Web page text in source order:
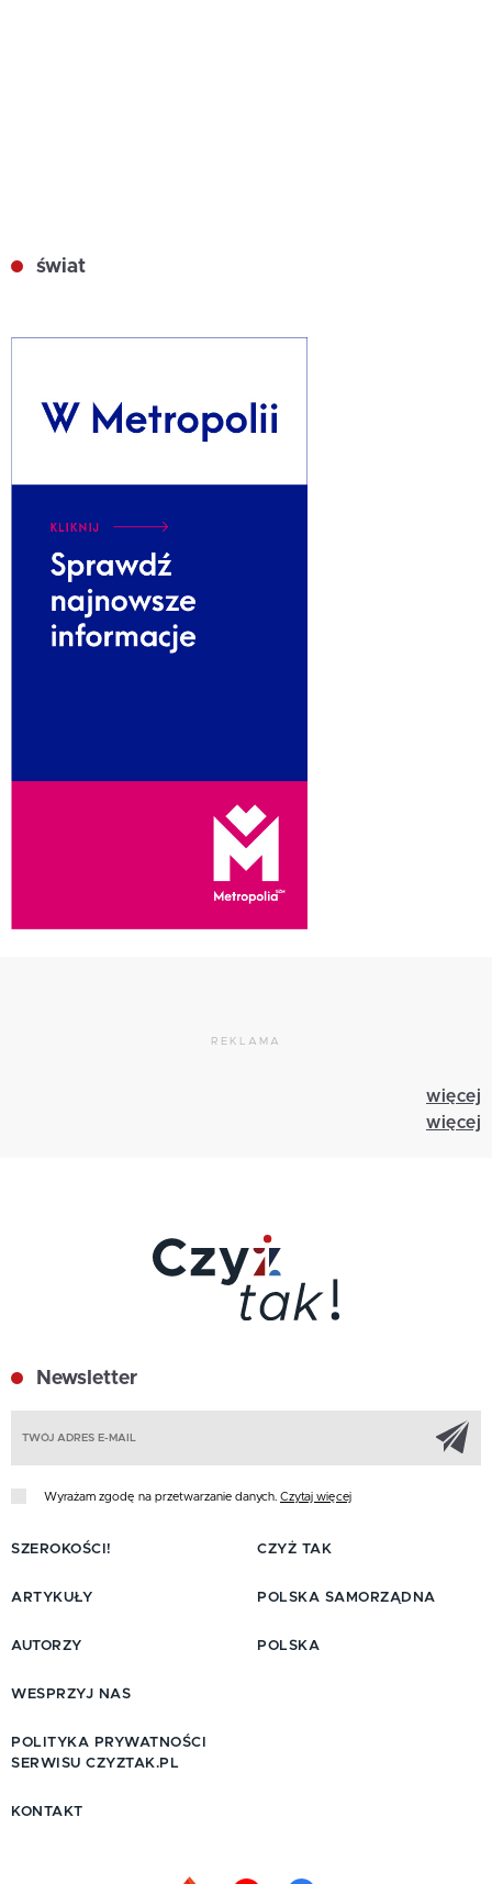
świat
REKLAMA
więcej
więcej
Newsletter
Wyrażam zgodę na przetwarzanie danych. Czytaj więcej
SZEROKOŚCI!
ARTYKUŁY
AUTORZY
CZYŻ TAK
POLSKA SAMORZĄDNA
POLSKA
WESPRZYJ NAS
POLITYKA PRYWATNOŚCI
SERWISU CZYZTAK.PL
KONTAKT